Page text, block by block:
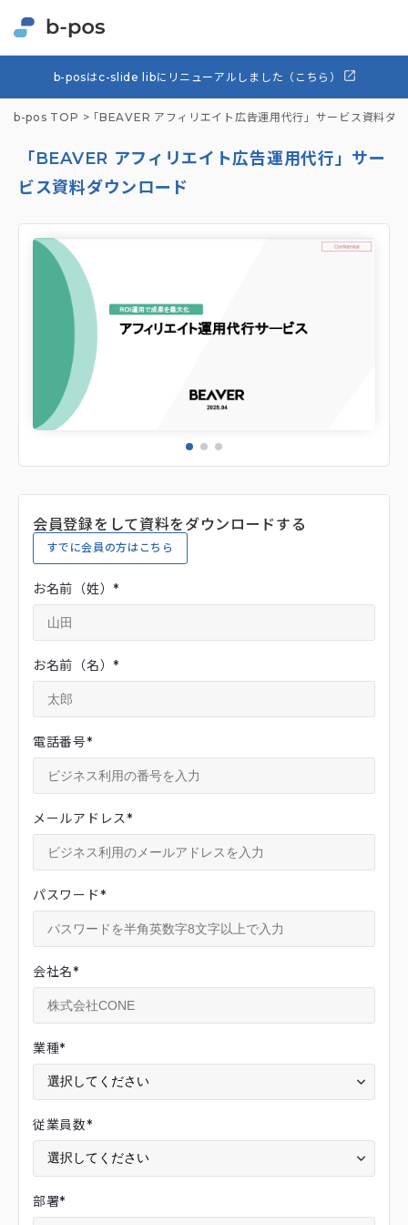
b-posはc-slide libにリニューアルしました（こちら）
b-pos TOP 「BEAVER アフィリエイト広告運用代行」サービス資料ダ
「BEAVER アフィリエイト広告運用代行」サー
ビス資料ダウンロード
会員登録をして資料をダウンロードする
すでに会員の方はこちら
お名前（姓）*
お名前（名）*
電話番号*
メールアドレス*
パスワード*
会社名*
業種*
従業員数*
部署*